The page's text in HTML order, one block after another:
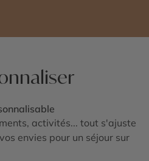
activités... tout s'ajuste
envies pour un séjour sur